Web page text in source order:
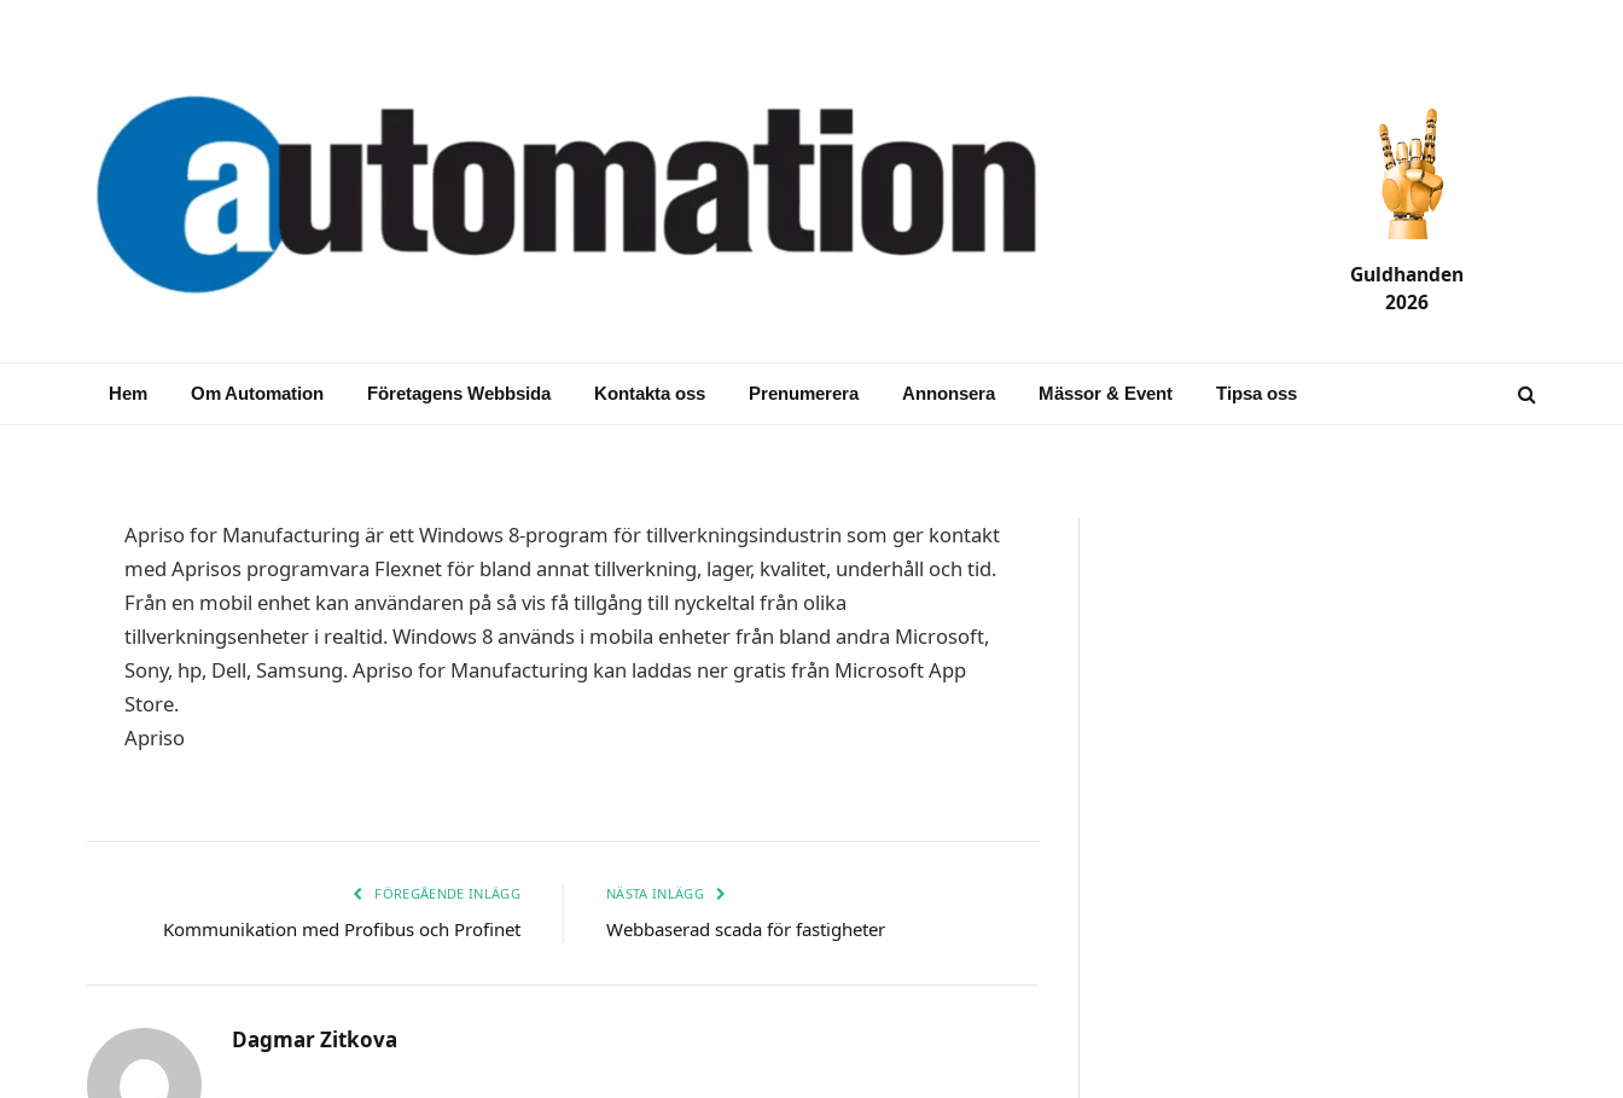
Guldhanden
2026
Hem Om Automation Företagens Webbsida Kontakta oss Prenumerera Annonsera Mässor & Event Tipsa oss
NYA PRODUKTER
Apriso for Manufacturing är ett Windows 8-program för tillverkningsindustrin som ger kontakt
med Aprisos programvara Flexnet för bland annat tillverkning, lager, kvalitet, underhåll och tid.
Från en mobil enhet kan användaren på så vis få tillgång till nyckeltal från olika
tillverkningsenheter i realtid. Windows 8 används i mobila enheter från bland andra Microsoft,
Sony, hp, Dell, Samsung. Apriso for Manufacturing kan laddas ner gratis från Microsoft App
Store.
Apriso
FÖREGÅENDE INLÄGG
Kommunikation med Profibus och Profinet
NÄSTA INLÄGG
Webbaserad scada för fastigheter
Dagmar Zitkova